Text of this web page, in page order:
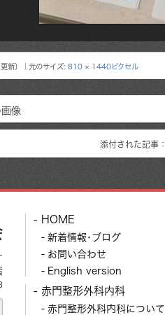
更新） ｜元のサイズ: 810 × 1440ピクセル
像
添付された記事：
HOME
新着情報･ブログ
お問い合わせ
English version
赤門整形外科内科
赤門整形外科内科について